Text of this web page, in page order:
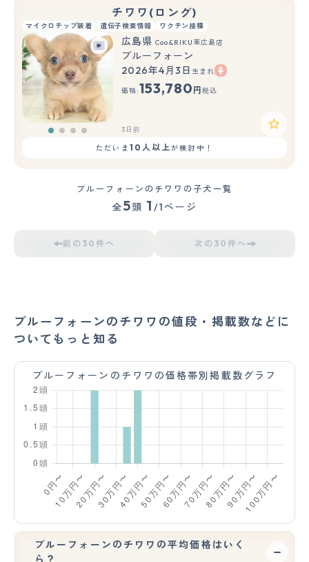
チワワ(ロング)
マイクロチップ装着 遺伝子検査情報 ワクチン接種
広島県 Coo&RIKU東広島店
ブルーフォーン
2026年4月3日 生まれ
価格:153,780 円 税込
3日前
ただいま 10人以上が検討中！
ブルーフォーンのチワワの子犬一覧
全5頭 1 /1ページ
前の30件へ 次の30件へ
ブルーフォーンのチワワの値段・掲載数などに
ついてもっと知る
ブルーフォーンのチワワの価格帯別掲載数グラフ
ブルーフォーンのチワワの平均価格はいく
ら？